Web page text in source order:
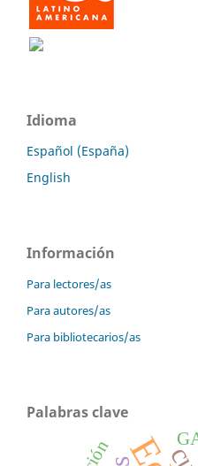
Idioma
Español (España)
English
Información
Para lectores/as
Para autores/as
Para bibliotecarios/as
Palabras clave